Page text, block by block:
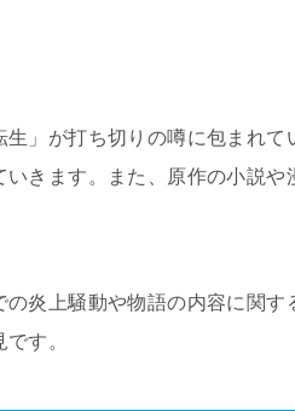
」が打ち切りの噂に包まれて
きます。また、原作の小説
炎上騒動や物語の内容に関
す。